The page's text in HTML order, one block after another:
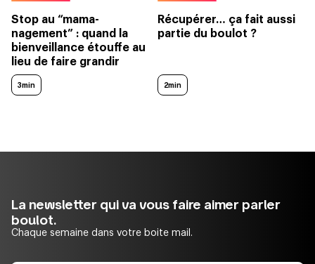
Stop au “mama-
nagement” : quand la
bienveillance étouffe au
lieu de faire grandir
3min
Récupérer… ça fait aussi
partie du boulot ?
2min
La newsletter qui va vous faire aimer parler
boulot.
Chaque semaine dans votre boite mail.